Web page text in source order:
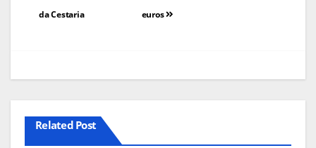
euros
da Cestaria
Related Post